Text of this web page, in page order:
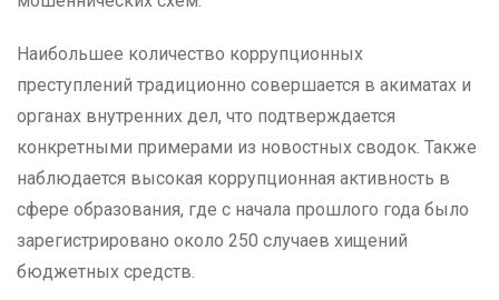
Наибольшее количество коррупционных
преступлений традиционно совершается в акиматах и
органах внутренних дел, что подтверждается
конкретными примерами из новостных сводок. Также
наблюдается высокая коррупционная активность в
сфере образования, где с начала прошлого года было
зарегистрировано около 250 случаев хищений
бюджетных средств.